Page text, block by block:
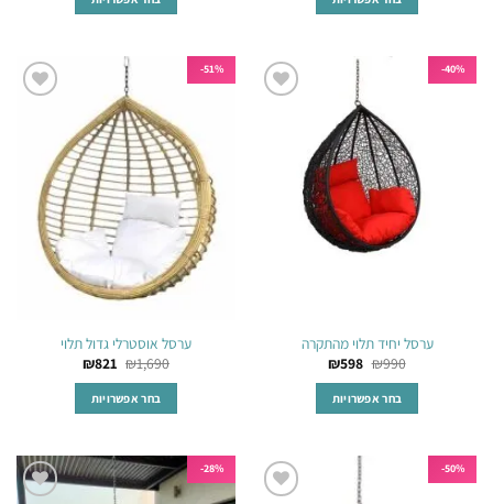
יש
מספר
סוגים.
ניתן
לבחור
את
האפשרויות
בעמוד
המוצר
יש
מספר
סוגים.
ניתן
לבחור
את
האפשרויות
בעמוד
המוצר
40%-
ערסל יחיד תלוי מהתקרה
₪990
₪598
בחר אפשרויות
יש
מספר
51%-
המשאלות
ערסל אוסטרלי גדול תלוי
₪1,690
₪821
בחר אפשרויות
יש
מספר
50%-
28%-